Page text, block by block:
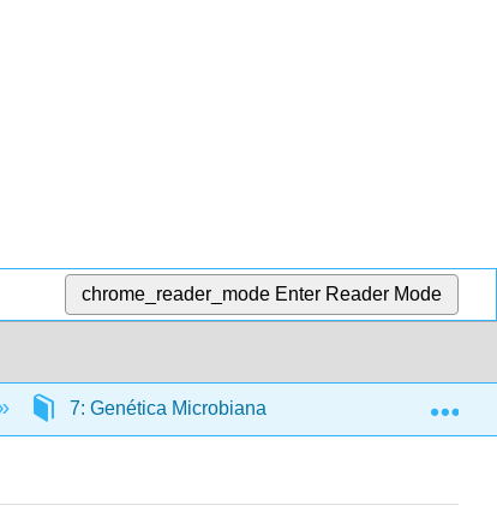
chrome_reader_mode Enter Reader Mode
7: Genética Microbiana 7.25: Técnicas